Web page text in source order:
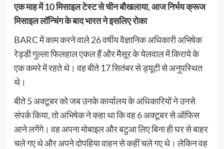
एक माह में 10 मिसाइल टेस्ट से चीन बौखलाया, आज निर्भय क्रूज
मिसाइल लॉन्चिंग के बाद भारत ने इसलिए रोका
BARC में काम करने वाले 26 वर्षीय वैज्ञानिक अधिकारी अभिषेक
रेड्डी गुल्ला फिलहाल एकल हैं और मैसूर के येलवाल में किराये के
एक कमरे में रहते थे। वह बीते 17 सितंबर से ड्यूटी से अनुपस्थित
थे।
बीते 5 अक्टूबर को जब उनके कार्यालय के अधिकारियों ने उनसे
संपर्क किया, तो अभिषेक ने कहा था कि वह 6 अक्टूबर से ऑफिस
आने लगेंगे। वह अपना मोबाइल और बटुआ लिए बिना ही घर से बाहर
चले गए थे और अपने दोपहिया वाहन से कहीं चले गए थे। लेकिन वह